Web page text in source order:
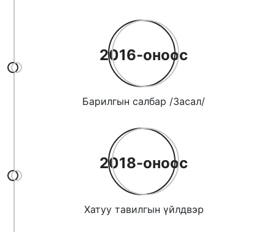
2016-оноос
Барилгын салбар /Засал/
2018-оноос
Хатуу тавилгын үйлдвэр